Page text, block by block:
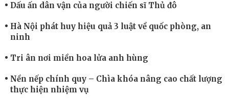
Dấu ấn dân vận của người chiến sĩ Thủ đô
Hà Nội phát huy hiệu quả 3 luật về quốc phòng, an
ninh
Tri ân nơi miền hoa lửa anh hùng
Nền nếp chính quy – Chìa khóa nâng cao chất lượng
thực hiện nhiệm vụ